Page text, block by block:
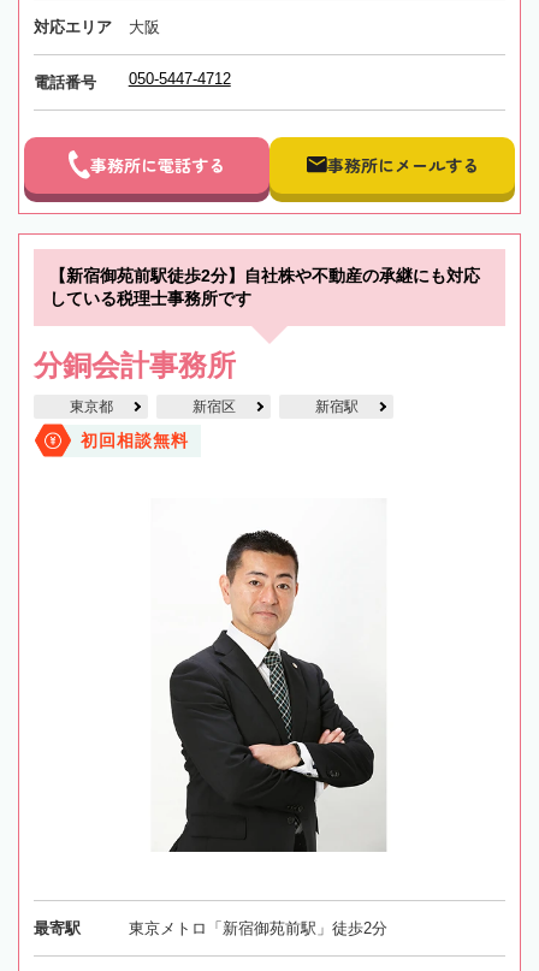
対応エリア 大阪
電話番号 050-5447-4712
事務所に電話する 事務所にメールする
【新宿御苑前駅徒歩2分】自社株や不動産の承継にも対応
している税理士事務所です
分銅会計事務所
東京都 新宿区 新宿駅
初回相談無料
最寄駅 東京メトロ「新宿御苑前駅」徒歩2分